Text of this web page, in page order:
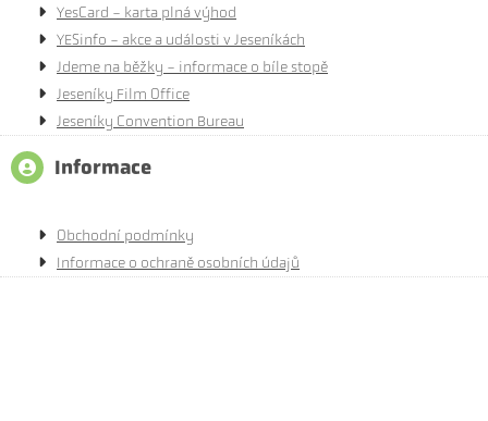
YesCard - karta plná výhod
YESinfo - akce a události v Jeseníkách
Jdeme na běžky - informace o bíle stopě
Jeseníky Film Office
Jeseníky Convention Bureau
Informace
Obchodní podmínky
Informace o ochraně osobních údajů